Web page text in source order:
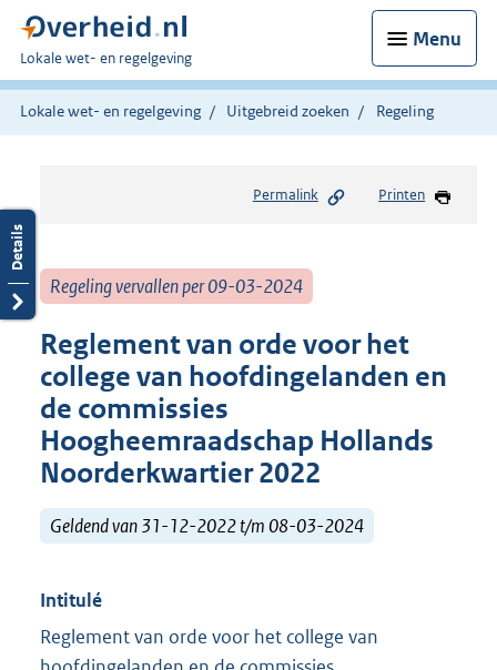
Menu
U
bent
hier:
Lokale wet- en regelgeving
Lokale wet- en regelgeving Uitgebreid zoeken Regeling
Permalink Printen
Regeling vervallen per 09-03-2024
Reglement van orde voor het
college van hoofdingelanden en
de commissies
Hoogheemraadschap Hollands
Noorderkwartier 2022
Geldend van 31-12-2022 t/m 08-03-2024
Intitulé
Reglement van orde voor het college van